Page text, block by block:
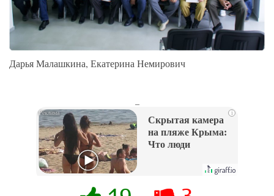
Дарья Малашкина, Екатерина Немирович
i
Скрытая камера
на пляже Крыма:
Что люди
их не видят...